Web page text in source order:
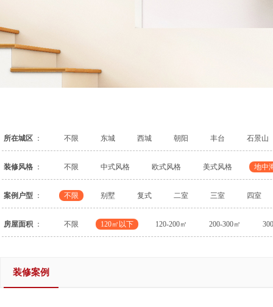
所在城区 ： 不限 东城 西城 朝阳 丰台 石景山
装修风格 ： 不限 中式风格 欧式风格 美式风格 地中
案例户型 ： 不限 别墅 复式 二室 三室 四室
房屋面积 ： 不限 120㎡以下 120-200㎡ 200-300㎡
装修案例